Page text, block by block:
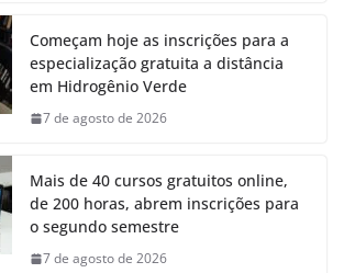
Começam hoje as inscrições para a
especialização gratuita a distância
em Hidrogênio Verde
7 de agosto de 2026
Mais de 40 cursos gratuitos online,
de 200 horas, abrem inscrições para
o segundo semestre
7 de agosto de 2026